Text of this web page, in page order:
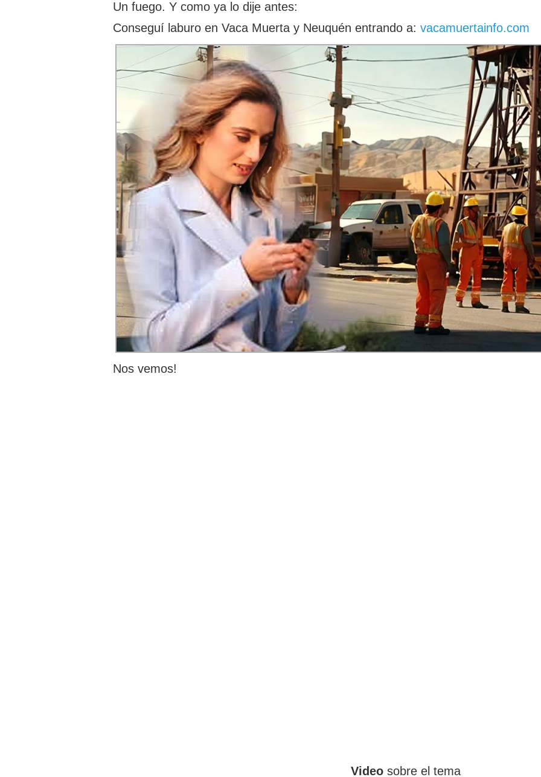
Un fuego. Y como ya lo dije antes:
Conseguí laburo en Vaca Muerta y Neuquén entrando a: vacamuertainfo.com
Nos vemos!
Video sobre el tema